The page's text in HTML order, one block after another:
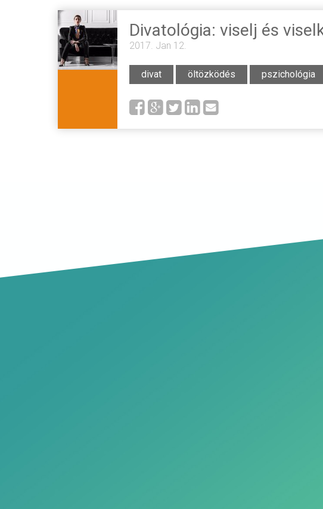
Divatológia: viselj és
2017. Jan 12.
divat öltözködés pszichológia